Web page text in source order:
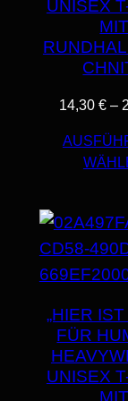
UNISEX
MIT
14,30€ –
„HIER
FÜR
UNISEX